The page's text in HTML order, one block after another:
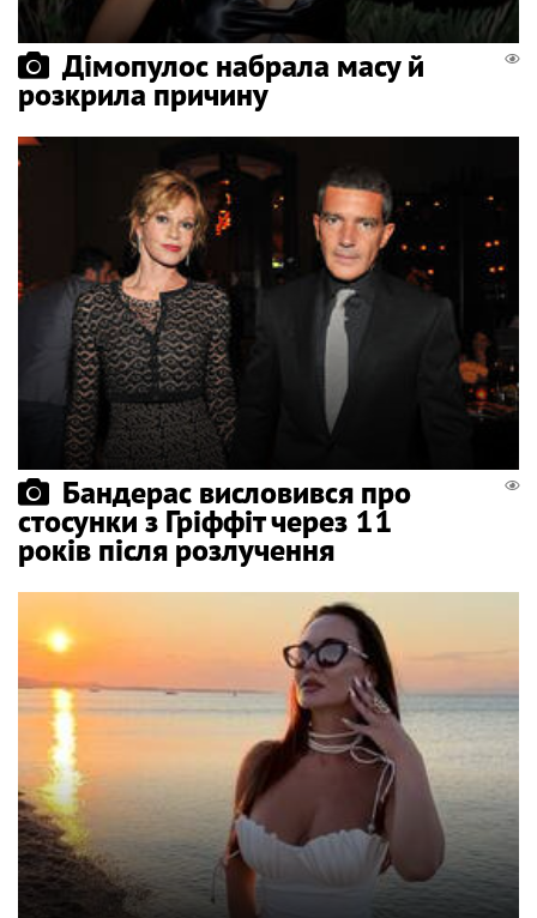
Дімопулос набрала масу й
розкрила причину
Бандерас висловився про
стосунки з Гріффіт через 11
років після розлучення